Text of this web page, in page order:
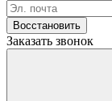
Восстановить
Заказать звонок